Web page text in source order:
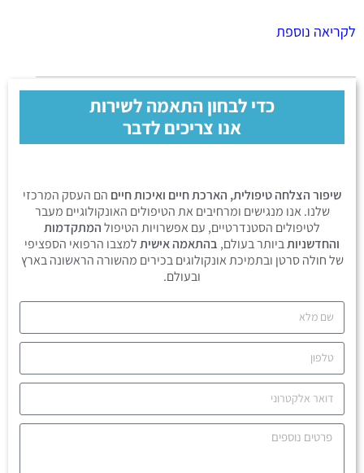
לקריאה נוספת
כדי לבחון התאמה לשירות
אנו צריכים לדבר
שיפור הצלחה טיפולית, הארכת חיים ואיכות חיים הם העסק המרכזי
שלנו. אנו מנגישים ומרחיבים את הטיפולים האונקולוגיים מעבר
לטיפולים הסטנדרטיים, עם אפשרויות הטיפולהמתקדמות
והחדשניותביותר בעולם, בהתאמה אישיתלמצבו הרפואי הספציפי
של חולה סרטן ובתמיכת אונקולוגים בכירים מהשורה הראשונה בארץ
ובעולם.